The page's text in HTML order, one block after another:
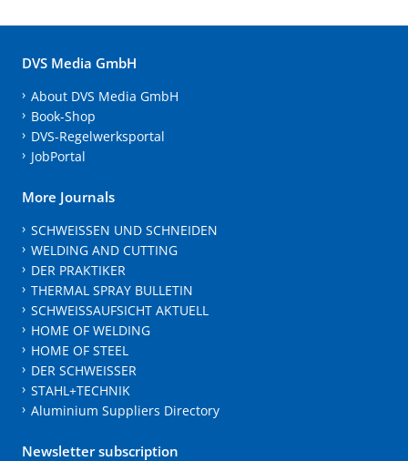
DVS Media GmbH
About DVS Media GmbH
Book-Shop
DVS-Regelwerksportal
JobPortal
More Journals
SCHWEISSEN UND SCHNEIDEN
WELDING AND CUTTING
DER PRAKTIKER
THERMAL SPRAY BULLETIN
SCHWEISSAUFSICHT AKTUELL
HOME OF WELDING
HOME OF STEEL
DER SCHWEISSER
STAHL+TECHNIK
Aluminium Suppliers Directory
Newsletter subscription